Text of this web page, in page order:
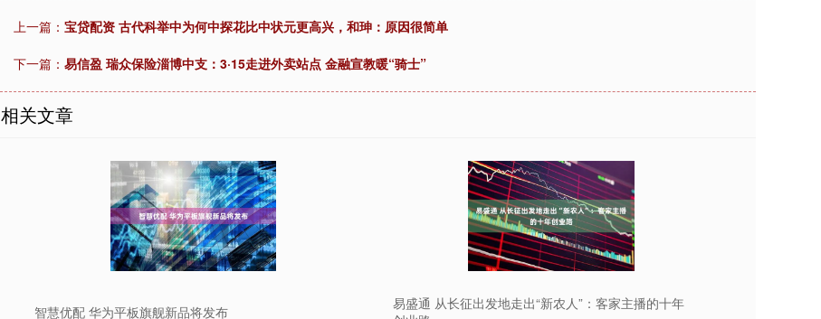
上一篇： 宝贷配资 古代科举中为何中探花比中状元更高兴，和珅：原因很简单
下一篇： 易信盈 瑞众保险淄博中支：3·15走进外卖站点 金融宣教暖“骑士”
相关文章
智慧优配 华为平板旗舰新品将发布
易盛通 从长征出发地走出“新农人”：客家主播的十年